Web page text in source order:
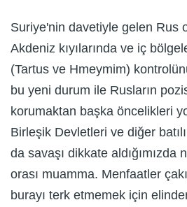
Suriye'nin davetiyle gelen Rus
Akdeniz kıyılarında ve iç
(Tartus ve Hmeymim)
bu yeni durum ile Rusların
korumaktan başka öncelikleri
Birleşik Devletleri ve diğer
da savaşı dikkate
orası muamma. Menfaatler
burayı terk etmemek için